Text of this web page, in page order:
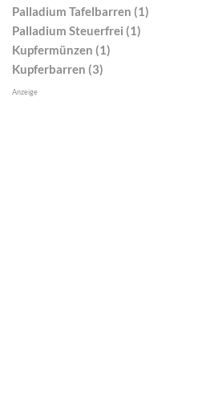
Palladium Tafelbarren (1)
Palladium Steuerfrei (1)
Kupfermünzen (1)
Kupferbarren (3)
Anzeige